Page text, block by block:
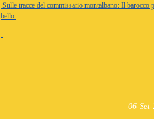
Sulle tracce del commissario montalbano: Il barocco
bello.
06-